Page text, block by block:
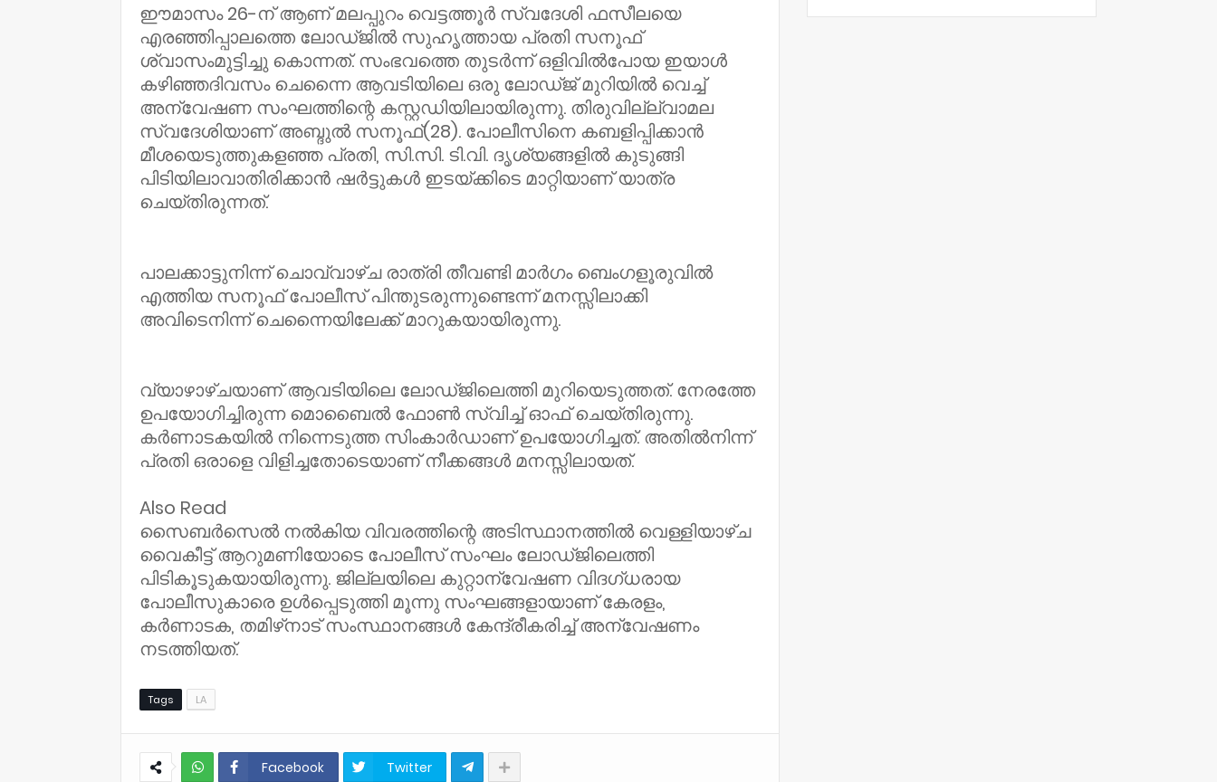
ഈമാസം 26-ന് ആണ് മലപ്പുറം വെട്ടത്തൂര്‍ സ്വദേശി ഫസീലയെ
എരഞ്ഞിപ്പാലത്തെ ലോഡ്ജിൽ സുഹൃത്തായ പ്രതി സനൂഫ്
ശ്വാസംമുട്ടിച്ചു കൊന്നത്. സംഭവത്തെ തുടര്‍ന്ന് ഒളിവില്‍പോയ ഇയാള്‍
കഴിഞ്ഞദിവസം ചെന്നൈ ആവടിയിലെ ഒരു ലോഡ്ജ് മുറിയില്‍ വെച്ച്
അന്വേഷണ സംഘത്തിന്റെ കസ്റ്റഡിയിലായിരുന്നു. തിരുവില്ല്വാമല
സ്വദേശിയാണ് അബ്ദുല്‍ സനൂഫ്(28). പോലീസിനെ കബളിപ്പിക്കാന്‍
മീശയെടുത്തുകളഞ്ഞ പ്രതി, സി.സി. ടി.വി. ദൃശ്യങ്ങളില്‍ കുടുങ്ങി
പിടിയിലാവാതിരിക്കാന്‍ ഷര്‍ട്ടുകള്‍ ഇടയ്ക്കിടെ മാറ്റിയാണ് യാത്ര
ചെയ്തിരുന്നത്.
പാലക്കാട്ടുനിന്ന് ചൊവ്വാഴ്ച രാത്രി തീവണ്ടി മാര്‍ഗം ബെംഗളൂരുവില്‍
എത്തിയ സനൂഫ് പോലീസ് പിന്തുടരുന്നുണ്ടെന്ന് മനസ്സിലാക്കി
അവിടെനിന്ന് ചെന്നൈയിലേക്ക് മാറുകയായിരുന്നു.
വ്യാഴാഴ്ചയാണ് ആവടിയിലെ ലോഡ്ജിലെത്തി മുറിയെടുത്തത്. നേരത്തേ
ഉപയോഗിച്ചിരുന്ന മൊബൈല്‍ ഫോണ്‍ സ്വിച്ച് ഓഫ് ചെയ്തിരുന്നു.
കര്‍ണാടകയില്‍ നിന്നെടുത്ത സിംകാര്‍ഡാണ് ഉപയോഗിച്ചത്. അതില്‍നിന്ന്
പ്രതി ഒരാളെ വിളിച്ചതോടെയാണ് നീക്കങ്ങള്‍ മനസ്സിലായത്.
Also Read
സൈബര്‍സെല്‍ നല്‍കിയ വിവരത്തിന്റെ അടിസ്ഥാനത്തില്‍ വെള്ളിയാഴ്ച
വൈകീട്ട് ആറുമണിയോടെ പോലീസ് സംഘം ലോഡ്ജിലെത്തി
പിടികൂടുകയായിരുന്നു. ജില്ലയിലെ കുറ്റാന്വേഷണ വിദഗ്ധരായ
പോലീസുകാരെ ഉള്‍പ്പെടുത്തി മൂന്നു സംഘങ്ങളായാണ് കേരളം,
കര്‍ണാടക, തമിഴ്‌നാട് സംസ്ഥാനങ്ങള്‍ കേന്ദ്രീകരിച്ച് അന്വേഷണം
നടത്തിയത്.
Tags LA
Facebook Twitter